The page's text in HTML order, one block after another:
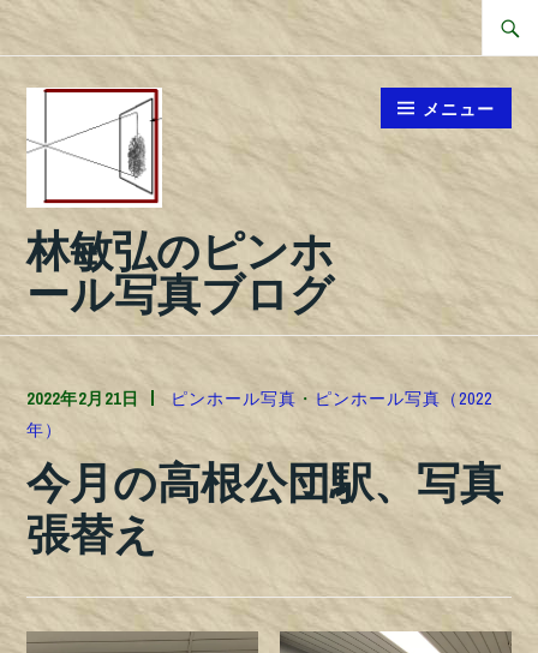
ン
テ
ン
ツ
ッ
プ
索
対
象:
林敏弘のピンホ
ール写真ブログ
メニュー
2022年2月21日 TOSHIPHOTO
ピンホール写真 ・ ピンホール写真（2022
年）
今月の高根公団駅、写真
張替え